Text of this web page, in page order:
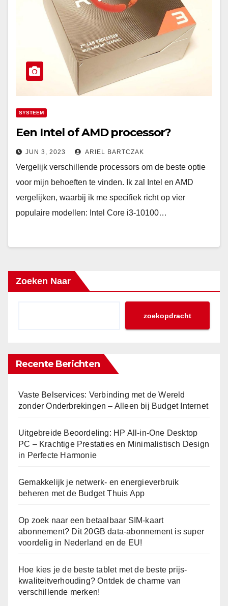
SYSTEEM
Een Intel of AMD processor?
JUN 3, 2023 ARIEL BARTCZAK
Vergelijk verschillende processors om de beste optie
voor mijn behoeften te vinden. Ik zal Intel en AMD
vergelijken, waarbij ik me specifiek richt op vier
populaire modellen: Intel Core i3-10100…
Zoeken Naar
zoekopdracht
Recente Berichten
Vaste Belservices: Verbinding met de Wereld
zonder Onderbrekingen – Alleen bij Budget Internet
Uitgebreide Beoordeling: HP All-in-One Desktop
PC – Krachtige Prestaties en Minimalistisch Design
in Perfecte Harmonie
Gemakkelijk je netwerk- en energieverbruik
beheren met de Budget Thuis App
Op zoek naar een betaalbaar SIM-kaart
abonnement? Dit 20GB data-abonnement is super
voordelig in Nederland en de EU!
Hoe kies je de beste tablet met de beste prijs-
kwaliteitverhouding? Ontdek de charme van
verschillende merken!